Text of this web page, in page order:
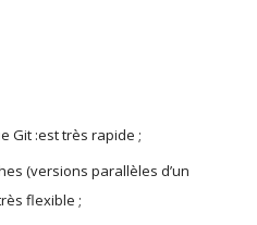
Git :est très rapide ;
(versions parallèles d’un
flexible ;